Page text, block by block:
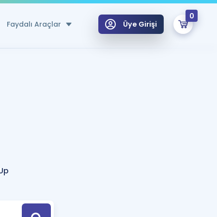
Faydalı Araçlar
Hesaplama Aracı
için Öneriler
Tek Takvimde
Üye Girişi
0